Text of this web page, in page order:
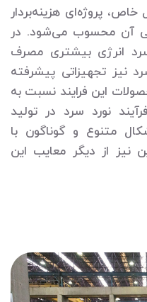
پروژه‌ای هزینه‌بردار
آن محسوب می‌شود. در
انرژی بیشتری مصرف
نیز تجهیزاتی پیشرفته
این فرایند نسبت به
نورد سرد در تولید
متنوع و گوناگون با
از دیگر معایب این